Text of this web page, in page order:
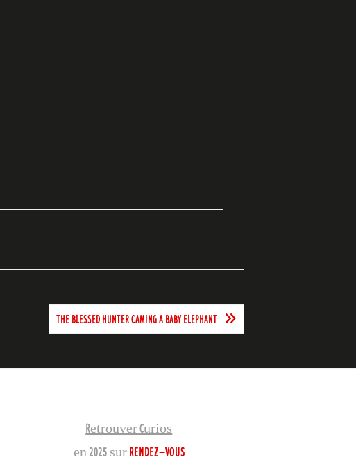
THE BLESSED HUNTER CAMING A BABY ELEPHANT
Retrouver Curios
en 2025 sur RENDEZ-VOUS